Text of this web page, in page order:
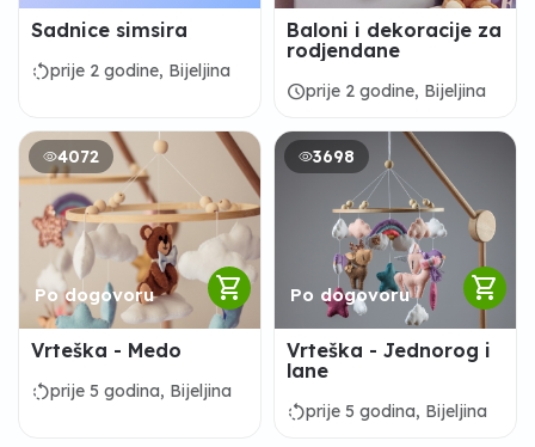
Sadnice simsira
rotate_leftprije 2 godine, Bijeljina
Baloni i dekoracije za
rodjendane
scheduleprije 2 godine, Bijeljina
4072
Po dogovoru shopping_cart
Vrteška - Medo
rotate_leftprije 5 godina, Bijeljina
3698
Po dogovoru shopping_cart
Vrteška - Jednorog i
lane
rotate_leftprije 5 godina, Bijeljina